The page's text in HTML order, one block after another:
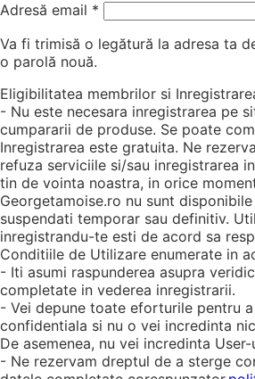
Adresă email *
Va fi trimisă o legătură la adresa ta
o parolă nouă.
Eligibilitatea membrilor si
- Nu este necesara inregistrarea pe
cumpararii de produse. Se poate
Inregistrarea este gratuita. Ne
refuza serviciile si/sau inregistrarea
tin de vointa noastra, in orice
Georgetamoise.ro nu sunt
suspendati temporar sau definitiv.
inregistrandu-te esti de acord sa
Conditiile de Utilizare enumerate in
- Iti asumi raspunderea asupra
completate in vederea inregistrarii.
- Vei depune toate eforturile pentru
confidentiala si nu o vei incredinta
De asemenea, nu vei incredinta
- Ne rezervam dreptul de a sterge